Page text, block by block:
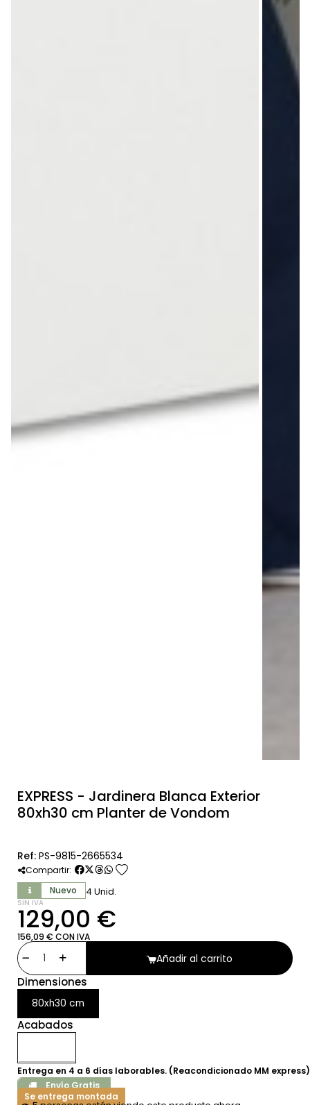
EXPRESS - Jardinera Blanca Exterior
80xh30 cm Planter de Vondom
Ref: PS-9815-2665534
Compartir: favorite
Nuevo 4 Unid.
SIN IVA
129,00 €
156,09 € CON IVA
Añadir al carrito
Dimensiones
80xh30 cm
Acabados
Entrega en 4 a 6 días laborables. (Reacondicionado MM express)
Envío Gratis
Se entrega montada